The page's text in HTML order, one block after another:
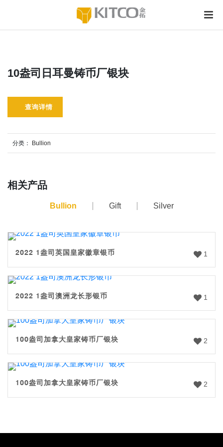
10盎司日耳曼铸币厂银块
查询详情
分类： Bullion
相关产品
Bullion Gift Silver
1
2022 1盎司英国皇家徽章银币
1
2022 1盎司澳洲龙长形银币
2
100盎司加拿大皇家铸币厂银块
2
100盎司加拿大皇家铸币厂银块